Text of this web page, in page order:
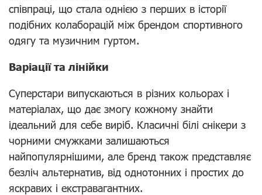
співпраці, що стала однією з перших в історії
подібних колаборацій між брендом спортивного
одягу та музичним гуртом.
Варіації та лінійки
Суперстари випускаються в різних кольорах і
матеріалах, що дає змогу кожному знайти
ідеальний для себе виріб. Класичні білі снікери з
чорними смужками залишаються
найпопулярнішими, але бренд також представляє
безліч альтернатив, від однотонних і простих до
яскравих і екстравагантних.